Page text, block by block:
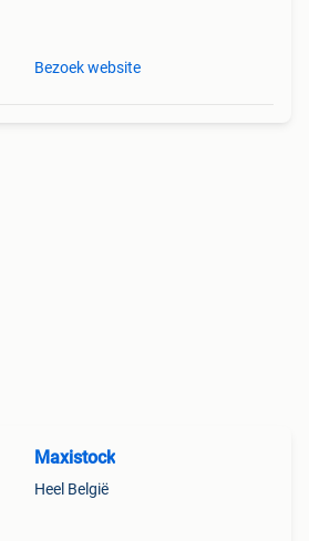
Bezoek website
Maxistock
Heel België